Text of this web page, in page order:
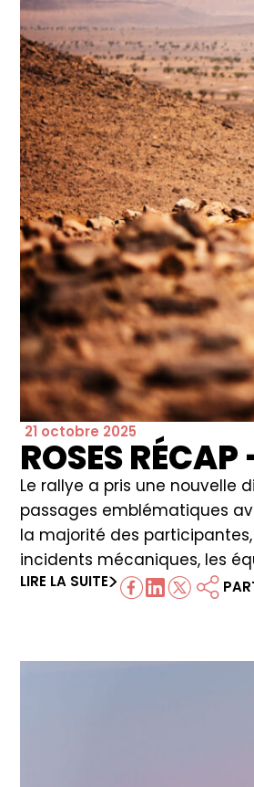
21 octobre 2025
ROSES
Le rallye a pris une nouvelle
passages emblématiques
la majorité des
incidents mécaniques, les
LIRE LA SUITE